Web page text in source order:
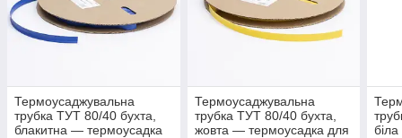
Термоусаджувальна
трубка ТУТ 80/40 бухта,
блакитна — термоусадка
Термоусаджувальна
трубка ТУТ 80/40 бухта,
жовта — термоусадка для